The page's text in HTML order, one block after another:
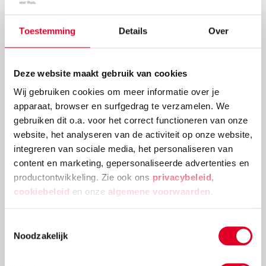
Toestemming Details Over
Deze website maakt gebruik van cookies
Wij gebruiken cookies om meer informatie over je
apparaat, browser en surfgedrag te verzamelen. We
gebruiken dit o.a. voor het correct functioneren van onze
website, het analyseren van de activiteit op onze website,
integreren van sociale media, het personaliseren van
content en marketing, gepersonaliseerde advertenties en
productontwikkeling. Zie ook ons privacybeleid,
cookiebeleid en onze algemene voorwaarden .
Noodzakelijk
kinderen hebben wat meer aanmoediging nodig. Wat
stimuleren? Bekijk deze vier tips voor meer
leesplezier.
Lees meer